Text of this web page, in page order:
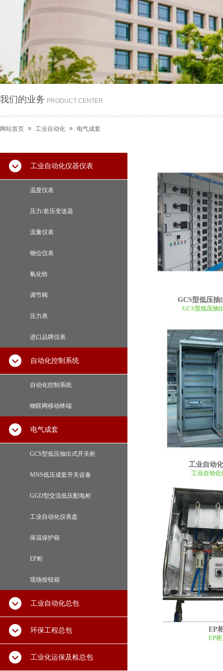
我们的业务 PRODUCT CENTER
网站首页 ≡ 工业自动化 ≡ 电气成套
GCS型低压抽
GCS型低压抽
工业自动
工业自动化
EP
EP柜
工业自动化仪器仪表
温度仪表
压力/差压变送器
流量仪表
物位仪表
氧化锆
调节阀
压力表
进口品牌仪表
自动化控制系统
自动化控制系统
物联网移动终端
电气成套
GCS型低压抽出式开关柜
MNS低压成套开关设备
GGD型交流低压配电柜
工业自动化仪表盘
保温保护箱
EP柜
现场按钮箱
工业自动化总包
环保工程总包
工业化运保及检总包